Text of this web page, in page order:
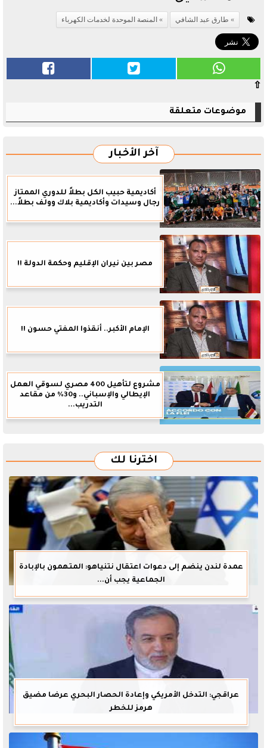
طارق عبد الشافي المنصة الموحدة لخدمات الكهرباء
⇧
موضوعات متعلقة
آخر الأخبار
أكاديمية حبيب الكل بطلاً للدوري الممتاز
رجال وسيدات وأكاديمية بلاك وولف بطلاً...
مصر بين نيران الإقليم وحكمة الدولة !!
الإمام الأكبر.. أنقذوا المفتي حسون !!
مشروع لتأهيل 400 مصري لسوقي العمل
الإيطالي والإسباني.. و30% من مقاعد
التدريب...
اخترنا لك
عمدة لندن ينضم إلى دعوات اعتقال نتنياهو: المتهمون بالإبادة
الجماعية يجب أن...
عراقجي: التدخل الأمريكي وإعادة الحصار البحري عرضا مضيق
هرمز للخطر